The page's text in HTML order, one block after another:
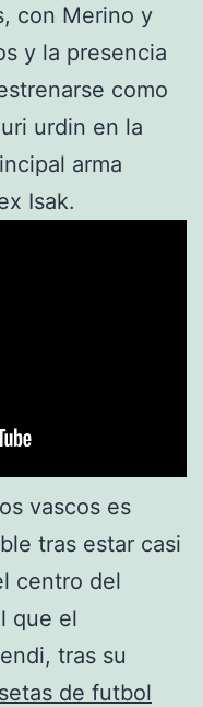
con Merino y
y la presencia
como
urdin en la
arma
Isak.
vascos es
tras estar casi
centro del
que el
tras su
de futbol